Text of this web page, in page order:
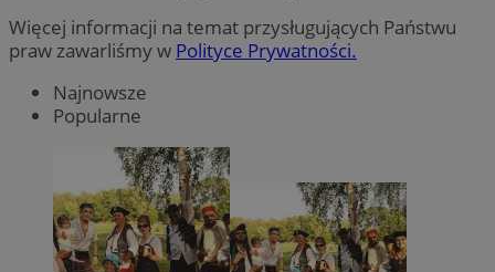
Więcej informacji na temat przysługujących Państwu
praw zawarliśmy w Polityce Prywatności.
Najnowsze
Popularne